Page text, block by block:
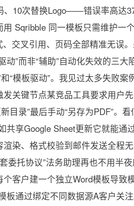
、10次替换Logo——错误率高达
Sqribble 同一模板只需维护一
交叉引用、页码全部精准无误
动”而非“辅助”自动化失效的三
“模板驱动”。我见过太多失败
关键节点某竞品工具要求用户
目录”最后手动“另存为PDF”。
共享Google Sheet更新它就能
染、格式校验到邮件发送全程
委托协议”法务助理再也不用半
客户建一个独立Word模板导致
板通过绑定不同数据源A客户关